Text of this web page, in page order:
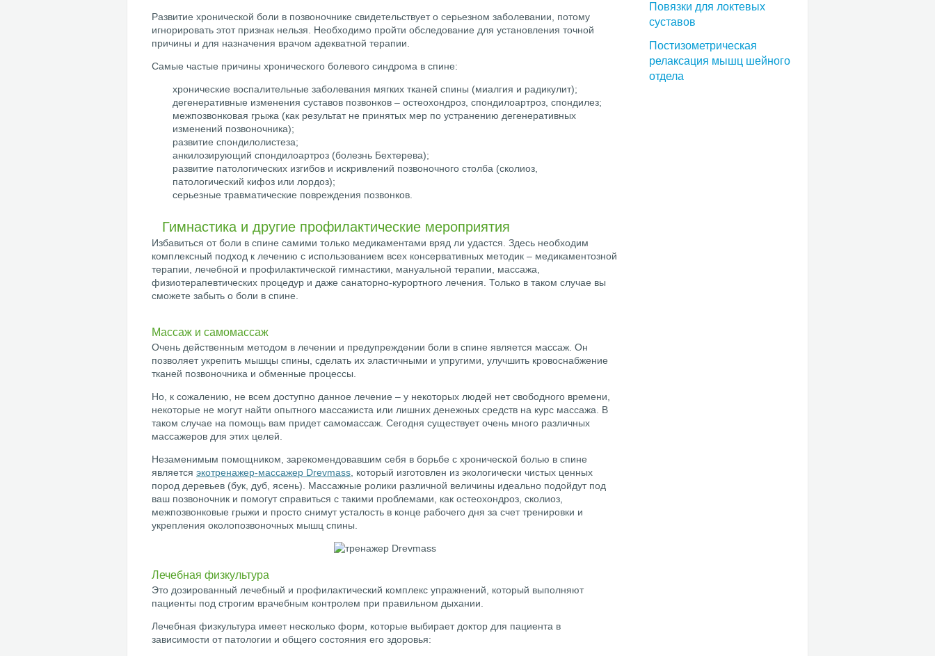
Развитие хронической боли в позвоночнике свидетельствует о серьезном заболевании, потому
игнорировать этот признак нельзя. Необходимо пройти обследование для установления точной
причины и для назначения врачом адекватной терапии.
Самые частые причины хронического болевого синдрома в спине:
хронические воспалительные заболевания мягких тканей спины (миалгия и радикулит);
дегенеративные изменения суставов позвонков – остеохондроз, спондилоартроз, спондилез;
межпозвонковая грыжа (как результат не принятых мер по устранению дегенеративных
изменений позвоночника);
развитие спондилолистеза;
анкилозирующий спондилоартроз (болезнь Бехтерева);
развитие патологических изгибов и искривлений позвоночного столба (сколиоз,
патологический кифоз или лордоз);
серьезные травматические повреждения позвонков.
Гимнастика и другие профилактические мероприятия
Избавиться от боли в спине самими только медикаментами вряд ли удастся. Здесь необходим
комплексный подход к лечению с использованием всех консервативных методик – медикаментозной
терапии, лечебной и профилактической гимнастики, мануальной терапии, массажа,
физиотерапевтических процедур и даже санаторно-курортного лечения. Только в таком случае вы
сможете забыть о боли в спине.
Массаж и самомассаж
Очень действенным методом в лечении и предупреждении боли в спине является массаж. Он
позволяет укрепить мышцы спины, сделать их эластичными и упругими, улучшить кровоснабжение
тканей позвоночника и обменные процессы.
Но, к сожалению, не всем доступно данное лечение – у некоторых людей нет свободного времени,
некоторые не могут найти опытного массажиста или лишних денежных средств на курс массажа. В
таком случае на помощь вам придет самомассаж. Сегодня существует очень много различных
массажеров для этих целей.
Незаменимым помощником, зарекомендовавшим себя в борьбе с хронической болью в спине
является экотренажер-массажер Drevmass , который изготовлен из экологически чистых ценных
пород деревьев (бук, дуб, ясень). Массажные ролики различной величины идеально подойдут под
ваш позвоночник и помогут справиться с такими проблемами, как остеохондроз, сколиоз,
межпозвонковые грыжи и просто снимут усталость в конце рабочего дня за счет тренировки и
укрепления околопозвоночных мышц спины.
Лечебная физкультура
Это дозированный лечебный и профилактический комплекс упражнений, который выполняют
пациенты под строгим врачебным контролем при правильном дыхании.
Лечебная физкультура имеет несколько форм, которые выбирает доктор для пациента в
зависимости от патологии и общего состояния его здоровья:
Повязки для локтевых
суставов
Постизометрическая
релаксация мышц шейного
отдела